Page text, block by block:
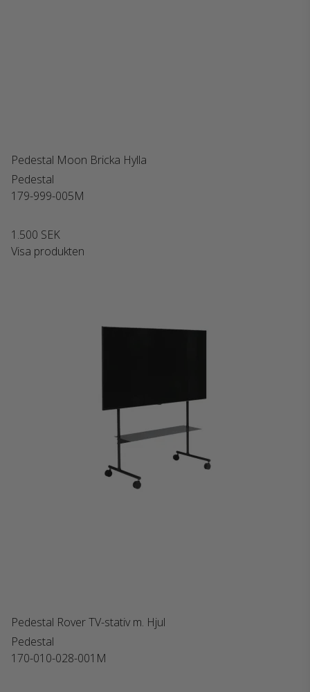
Pedestal Moon Bricka Hylla
Pedestal
179-999-005M
1.500 SEK
Visa produkten
Pedestal Rover TV-stativ m. Hjul
Pedestal
170-010-028-001M